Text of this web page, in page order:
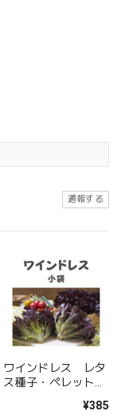
通報する
ワインドレス レタ
ス種子・ペレット小
¥385